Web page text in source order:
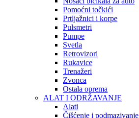
Pomoćni točkići
Prtljažnici i korpe
Pulsmetri
Pumpe
Svetla
Retrovizori
Rukavice
Trenažeri
Zvonca
Ostala oprema
ALAT I ODRŽAVANJE
Alati
Čišćenje i podmazivanje